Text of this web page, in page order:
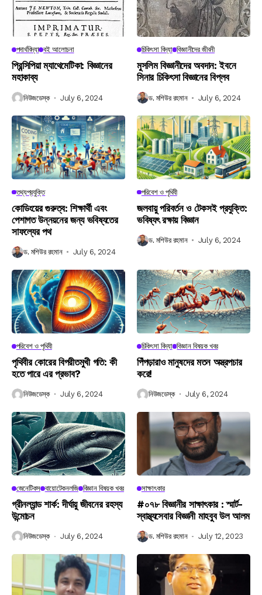
পদার্থবিদ্যা বই আলোচনা
প্রিন্সিপিয়া ম্যাথেমেটিকা: বিজ্ঞানের
মহাকাব্য
নিউজডেস্ক July 6, 2024
চিকিৎসা বিদ্যা বিজ্ঞানীদের জীবনী
মুসলিম বিজ্ঞানীদের অবদান: ইবনে
সিনার চিকিৎসা বিজ্ঞানের বিপ্লব
ড. মশিউর রহমান July 6, 2024
তথ্যপ্রযুক্তি
কোডিংয়ের গুরুত্ব: শিক্ষার্থী এবং
পেশাগত উন্নয়নের জন্য ভবিষ্যতের
সাফল্যের পথ
ড. মশিউর রহমান July 6, 2024
পরিবেশ ও পৃথিবী
জলবায়ু পরিবর্তন ও টেকসই প্রযুক্তি:
ভবিষ্যৎ রক্ষায় বিজ্ঞান
ড. মশিউর রহমান July 6, 2024
পরিবেশ ও পৃথিবী
পৃথিবীর কোরের বিপরীতমুখী গতি: কী
হতে পারে এর প্রভাব?
নিউজডেস্ক July 6, 2024
চিকিৎসা বিদ্যা বিজ্ঞান বিষয়ক খবর
পিঁপড়ারাও মানুষদের মতন অস্ত্রপচার
করে!
নিউজডেস্ক July 6, 2024
জেনেটিকস বায়োটেকনলজি বিজ্ঞান বিষয়ক খবর
গ্রীনল্যান্ড শার্ক: দীর্ঘায়ু জীবনের রহস্য
উন্মোচন
নিউজডেস্ক July 6, 2024
সাক্ষাৎকার
#০৭৮ বিজ্ঞানীর সাক্ষাৎকার : স্মার্ট-
স্বাস্থ্যসেবার বিজ্ঞানী মাহবুব উল আলম
ড. মশিউর রহমান July 12, 2023